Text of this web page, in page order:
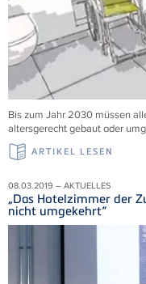
Bis zum Jahr 2030 müssen
altersgerecht gebaut oder
ARTIKEL LESEN
08.03.2019 – AKTUELLES
„Das Hotelzimmer der
nicht umgekehrt“